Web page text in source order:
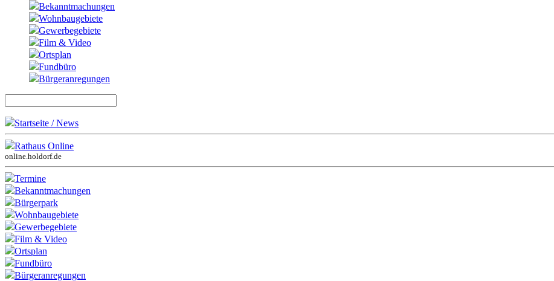
Bekanntmachungen
Wohnbaugebiete
Gewerbegebiete
Film & Video
Ortsplan
Fundbüro
Bürgeranregungen
Startseite / News
Rathaus Online
online.holdorf.de
Termine
Bekanntmachungen
Bürgerpark
Wohnbaugebiete
Gewerbegebiete
Film & Video
Ortsplan
Fundbüro
Bürgeranregungen